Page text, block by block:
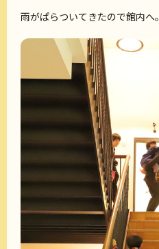
雨がぱらついてきたので館内へ。